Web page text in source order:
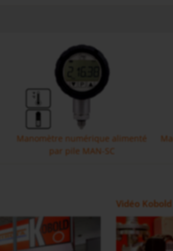
Manomètre numérique alimenté
par pile MAN-SC
Vidéo Kobold